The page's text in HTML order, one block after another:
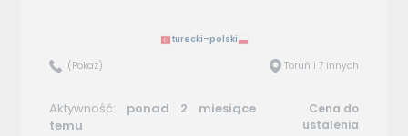
turecki–polski
(Pokaż) Toruń i 7 innych
Aktywność: ponad 2 miesiące
temu
Cena do
ustalenia